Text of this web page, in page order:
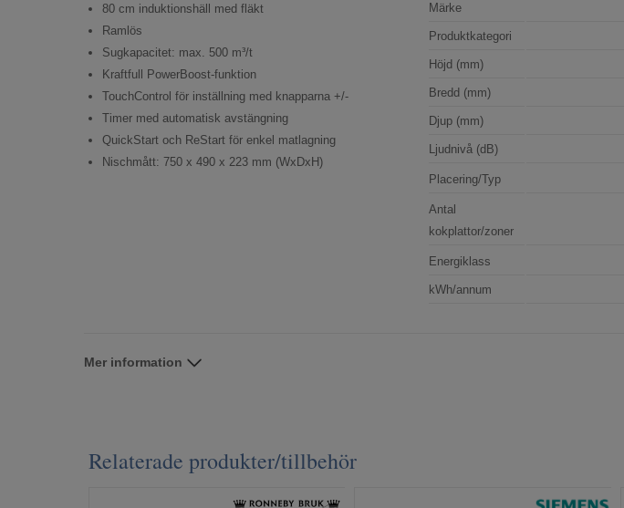
80 cm induktionshäll med fläkt
Ramlös
Sugkapacitet: max. 500 m³/t
Kraftfull PowerBoost-funktion
TouchControl för inställning med knapparna +/-
Timer med automatisk avstängning
QuickStart och ReStart för enkel matlagning
Nischmått: 750 x 490 x 223 mm (WxDxH)
Märke
Produktkategori
Höjd (mm)
Bredd (mm)
Djup (mm)
Ljudnivå (dB)
Placering/Typ
Antal
kokplattor/zoner
Energiklass
kWh/annum
Mer information
Relaterade produkter/tillbehör